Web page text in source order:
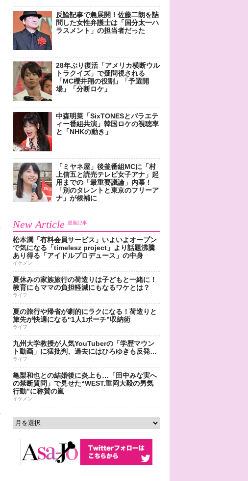
反論記事で急展開！佐藤二朗を詰
問した女性弁護士は「国分太一ハ
ラスメント」の担当者だった
28年ぶり復活「アメリカ横断ウル
トラクイズ」で疑問視される
「MC櫻井翔の役割」「予選開
場」「分断ロケ」
中森明菜「SixTONESとバラエテ
ィー番組共演」韓国ロケの視聴率
と「NHKの動き」
「ミヤネ屋」後釜番組MCに「村
上信五と読売テレビ女子アナ」起
用までの「最重要議論」内幕！
「別のタレントと東京のフリーア
ナ」が候補に
New Article 最新記事
松本潤「有料会員サービス」いよいよオープン
で気になる「timelesz project」より話題沸騰
あり得る「アイドルプロデュース」の中身
イケメン
夏休みの家族旅行の荷造りは子どもと一緒に！
教育にもママの負担軽減にもなるワケとは？
ライフ
夏の旅行や帰省が劇的にラクになる！荷造りと
旅先が快適になる“1人1ポーチ”収納術
ライフ
九州大学教授が人気YouTuberの「学歴マウン
ト動画」に猛批判、過去にはひろゆきも反発…
ライフ
亀梨和也との結婚後に炎上も…「田中みな実へ
の禁断質問」で見せた“WEST.重岡大毅の男気
行動”に称賛の嵐
イケメン